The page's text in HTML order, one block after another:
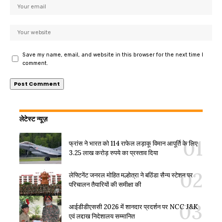
Save my name, email, and website in this browser for the next time I
comment.
लेटेस्ट न्यूज़
फ्रांस ने भारत को 114 राफेल लड़ाकू विमान आपूर्ति के लिए
3.25 लाख करोड़ रुपये का प्रस्ताव दिया
लेफ्टिनेंट जनरल मोहित मल्होत्रा ने बठिंडा सैन्य स्टेशन पर
परिचालन तैयारियों की समीक्षा की
आईडीडीएससी 2026 में शानदार प्रदर्शन पर NCC J&K
एवं लद्दाख निदेशालय सम्मानित